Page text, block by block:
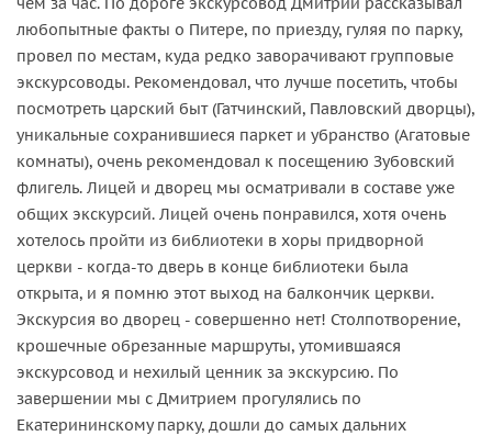
любопытные факты о Питере, по приезду, гуляя по парку,
провел по местам, куда редко заворачивают групповые
экскурсоводы. Рекомендовал, что лучше посетить, чтобы
посмотреть царский быт (Гатчинский, Павловский дворцы),
уникальные сохранившиеся паркет и убранство (Агатовые
комнаты), очень рекомендовал к посещению Зубовский
флигель. Лицей и дворец мы осматривали в составе уже
общих экскурсий. Лицей очень понравился, хотя очень
хотелось пройти из библиотеки в хоры придворной
церкви - когда-то дверь в конце библиотеки была
открыта, и я помню этот выход на балкончик церкви.
Экскурсия во дворец - совершенно нет! Столпотворение,
крошечные обрезанные маршруты, утомившаяся
экскурсовод и нехилый ценник за экскурсию. По
завершении мы с Дмитрием прогулялись по
Екатерининскому парку, дошли до самых дальних